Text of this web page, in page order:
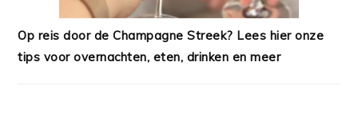
Op reis door de Champagne Streek? Lees hier onze
tips voor overnachten, eten, drinken en meer